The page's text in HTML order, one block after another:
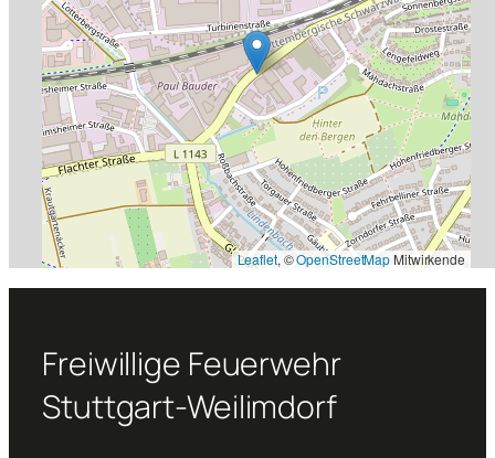
Leaflet, ©OpenStreetMapMitwirkende
Freiwillige Feuerwehr
Stuttgart-Weilimdorf